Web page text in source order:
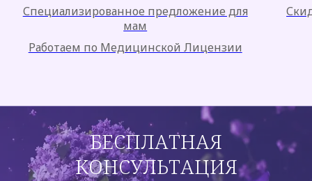
Специализированное предложение для
мам
Работаем по Медицинской Лицензии
БЕСПЛАТНАЯ
КОНСУЛЬТАЦИЯ